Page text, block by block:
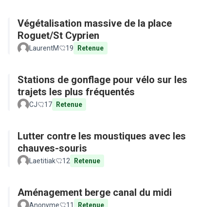
Végétalisation massive de la place
Roguet/St Cyprien
LaurentM 19 Retenue
Stations de gonflage pour vélo sur les
trajets les plus fréquentés
CJ 17 Retenue
Lutter contre les moustiques avec les
chauves-souris
Laetitiak 12 Retenue
Aménagement berge canal du midi
Anonyme 11 Retenue